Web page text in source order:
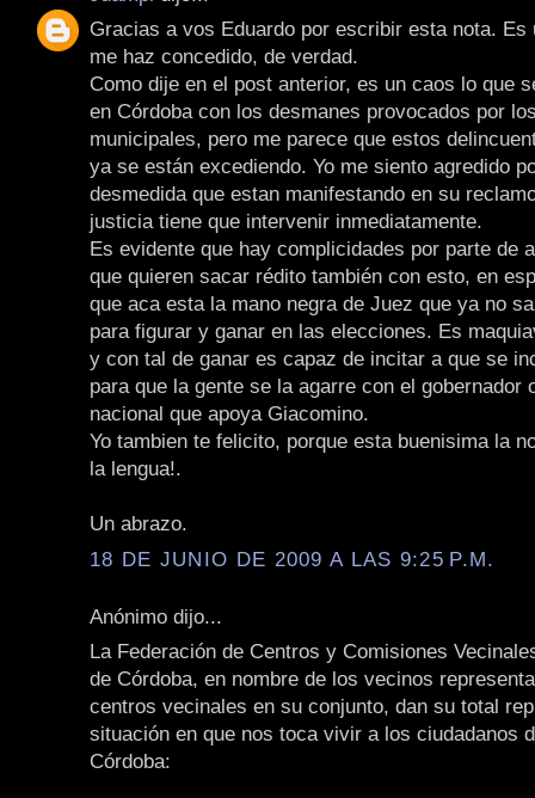
Gracias a vos Eduardo por escribir esta nota. Es
me haz concedido, de verdad.
Como dije en el post anterior, es un caos lo que
en Córdoba con los desmanes provocados por
municipales, pero me parece que estos
ya se están excediendo. Yo me siento agredido
desmedida que estan manifestando en su
justicia tiene que intervenir inmediatamente.
Es evidente que hay complicidades por parte de
que quieren sacar rédito también con esto, en
que aca esta la mano negra de Juez que ya no
para figurar y ganar en las elecciones. Es
y con tal de ganar es capaz de incitar a que se
para que la gente se la agarre con el gobernador
nacional que apoya Giacomino.
Yo tambien te felicito, porque esta buenisima la
la lengua!.
Un abrazo.
18 DE JUNIO DE 2009 A LAS 9:25 P.M.
Anónimo dijo...
La Federación de Centros y Comisiones
de Córdoba, en nombre de los vecinos
centros vecinales en su conjunto, dan su total
situación en que nos toca vivir a los ciudadanos
Córdoba: